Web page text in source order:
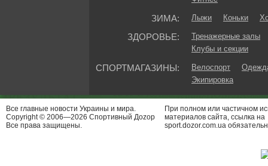
ЗИМА: Лыжи Коньки
ЗДОРОВЬЕ:
Тренажерные залы
Клубы и секции
СПОРТМАГАЗИНЫ: Велоспорт
Экипировка
Все главные новости Украины и мира.
Copyright © 2006—2026 Спортивный Доzор
Все права защищены.
При полном или частичном
материалов сайта, ссылка на
sport.dozor.com.ua